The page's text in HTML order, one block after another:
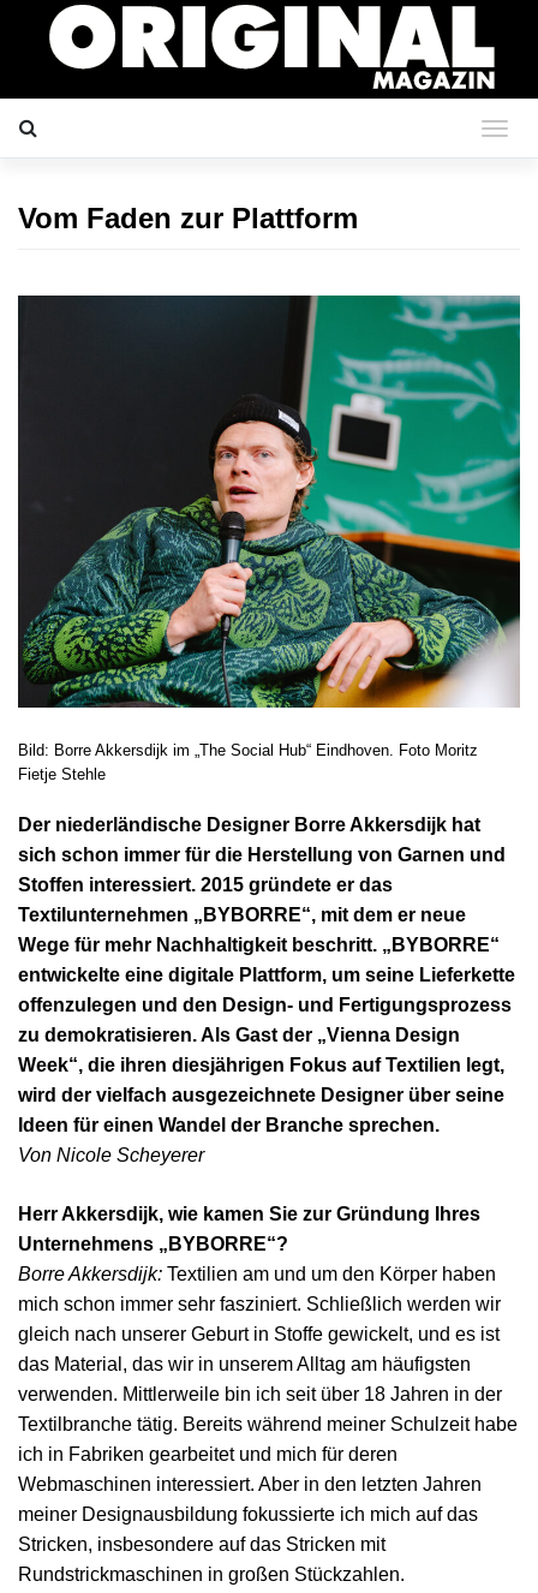
Vom Faden zur Plattform
Bild: Borre Akkersdijk im „The Social Hub“ Eindhoven. Foto Moritz
Fietje Stehle
Der niederländische Designer Borre Akkersdijk hat
sich schon immer für die Herstellung von Garnen und
Stoffen interessiert. 2015 gründete er das
Textilunternehmen „BYBORRE“, mit dem er neue
Wege für mehr Nachhaltigkeit beschritt. „BYBORRE“
entwickelte eine digitale Plattform, um seine Lieferkette
offenzulegen und den Design- und Fertigungsprozess
zu demokratisieren. Als Gast der „Vienna Design
Week“, die ihren diesjährigen Fokus auf Textilien legt,
wird der vielfach ausgezeichnete Designer über seine
Ideen für einen Wandel der Branche sprechen.
Von Nicole Scheyerer
Herr Akkersdijk, wie kamen Sie zur Gründung Ihres
Unternehmens „BYBORRE“?
Borre Akkersdijk: Textilien am und um den Körper haben
mich schon immer sehr fasziniert. Schließlich werden wir
gleich nach unserer Geburt in Stoffe gewickelt, und es ist
das Material, das wir in unserem Alltag am häufigsten
verwenden. Mittlerweile bin ich seit über 18 Jahren in der
Textilbranche tätig. Bereits während meiner Schulzeit habe
ich in Fabriken gearbeitet und mich für deren
Webmaschinen interessiert. Aber in den letzten Jahren
meiner Designausbildung fokussierte ich mich auf das
Stricken, insbesondere auf das Stricken mit
Rundstrickmaschinen in großen Stückzahlen.